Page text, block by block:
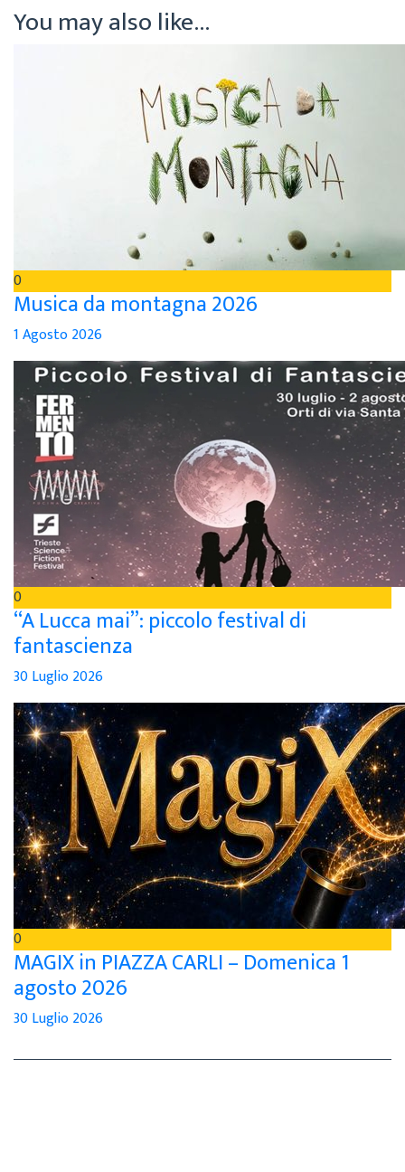
You may also like...
0
Musica da montagna 2026
1 Agosto 2026
0
“A Lucca mai”: piccolo festival di
fantascienza
30 Luglio 2026
0
MAGIX in PIAZZA CARLI – Domenica 1
agosto 2026
30 Luglio 2026